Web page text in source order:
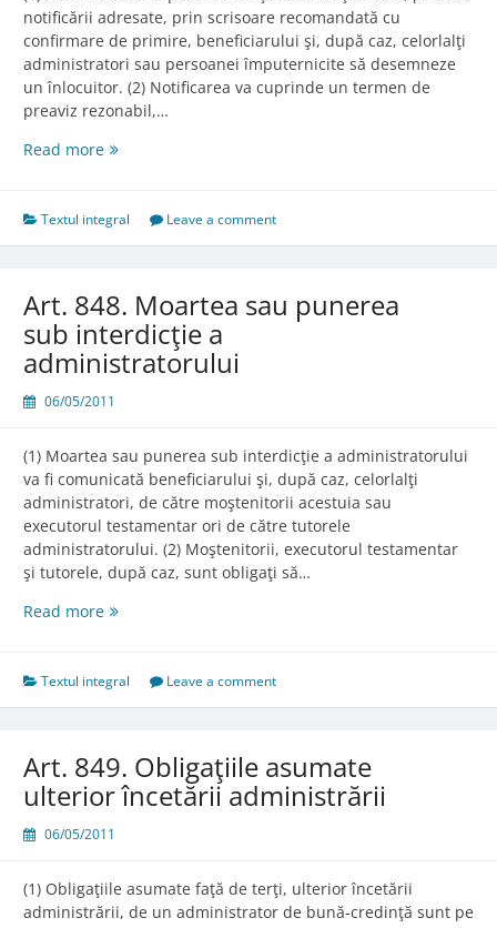
notificării adresate, prin scrisoare recomandată cu
confirmare de primire, beneficiarului şi, după caz, celorlalţi
administratori sau persoanei împuternicite să desemneze
un înlocuitor. (2) Notificarea va cuprinde un termen de
preaviz rezonabil,…
Read moreArt.
renunţării
Textul integral Leave a comment
Art. 848. Moartea sau punerea
sub interdicţie a
administratorului
06/05/2011
(1) Moartea sau punerea sub interdicţie a administratorului
va fi comunicată beneficiarului şi, după caz, celorlalţi
administratori, de către moştenitorii acestuia sau
executorul testamentar ori de către tutorele
administratorului. (2) Moştenitorii, executorul testamentar
şi tutorele, după caz, sunt obligaţi să…
Read moreArt.
sau
punerea
a
administratorului
Textul integral Leave a comment
Art. 849. Obligaţiile asumate
ulterior încetării administrării
06/05/2011
(1) Obligaţiile asumate faţă de terţi, ulterior încetării
administrării, de un administrator de bună-credinţă sunt pe